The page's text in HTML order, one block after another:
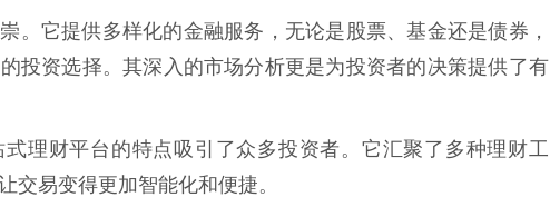
。它提供多样化的金融服务，无论是股票、基金还是债券，
投资选择。其深入的市场分析更是为投资者的决策提供了有
理财平台的特点吸引了众多投资者。它汇聚了多种理财工
交易变得更加智能化和便捷。